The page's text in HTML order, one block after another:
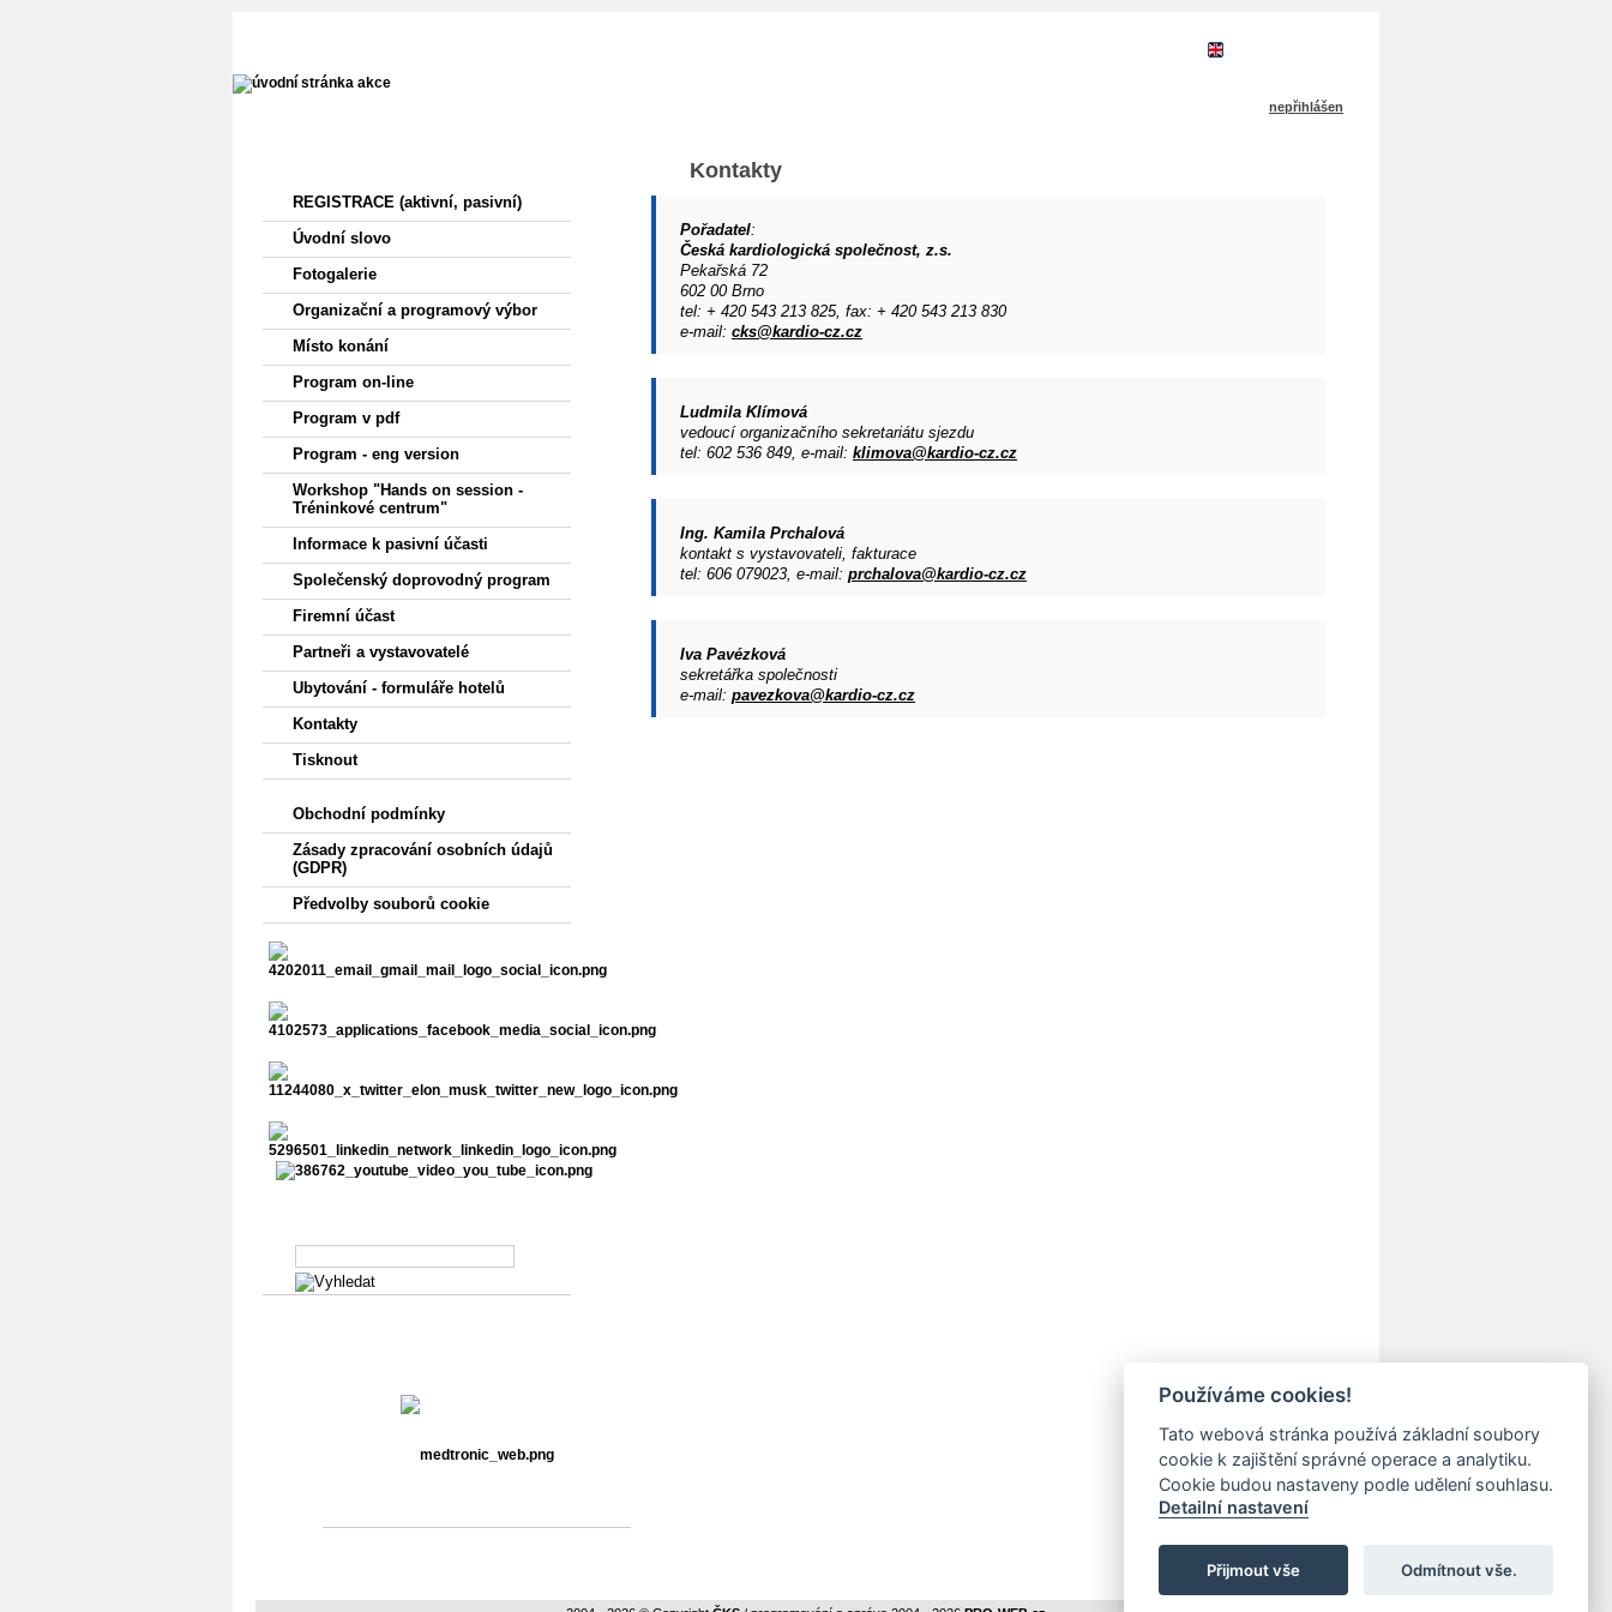
nepřihlášen
REGISTRACE (aktivní, pasivní)
Úvodní slovo
Fotogalerie
Organizační a programový výbor
Místo konání
Program on-line
Program v pdf
Program - eng version
Workshop "Hands on session -
Tréninkové centrum"
Informace k pasivní účasti
Společenský doprovodný program
Firemní účast
Partneři a vystavovatelé
Ubytování - formuláře hotelů
Kontakty
Tisknout
Obchodní podmínky
Zásady zpracování osobních údajů
(GDPR)
Předvolby souborů cookie
Kontakty
Pořadatel:
Česká kardiologická společnost, z.s.
Pekařská 72
602 00 Brno
tel: + 420 543 213 825, fax: + 420 543 213 830
e-mail: cks@kardio-cz.cz
Ludmila Klímová
vedoucí organizačního sekretariátu sjezdu
tel: 602 536 849, e-mail: klimova@kardio-cz.cz
Ing. Kamila Prchalová
kontakt s vystavovateli, fakturace
tel: 606 079023, e-mail: prchalova@kardio-cz.cz
Iva Pavézková
sekretářka společnosti
e-mail: pavezkova@kardio-cz.cz
Používáme cookies!
Tato webová stránka používá základní soubory
cookie k zajištění správné operace a analytiku.
Cookie budou nastaveny podle udělení souhlasu.
Detailní nastavení
Přijmout vše Odmítnout vše.